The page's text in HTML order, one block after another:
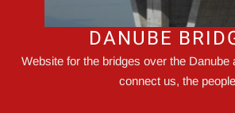
DANUBE
Website for the bridges over the Danube
connect us, the people